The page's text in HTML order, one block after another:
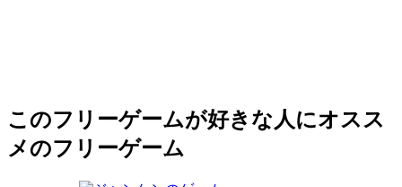
このフリーゲームが好きな人にオスス
メのフリーゲーム